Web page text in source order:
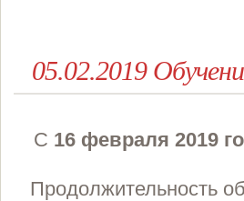
05.02.2019
С 16 февраля 2019
Продолжительность